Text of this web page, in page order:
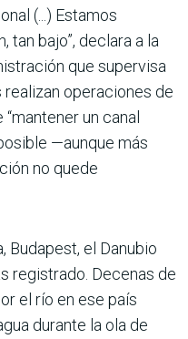
(...) Estamos
tan bajo”, declara a la
que supervisa
operaciones de
un canal
—aunque más
no quede
Budapest, el Danubio
registrado. Decenas de
el río en ese país
durante la ola de